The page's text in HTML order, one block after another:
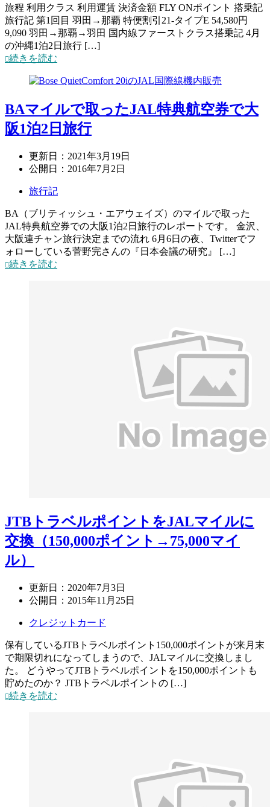
旅程 利用クラス 利用運賃 決済金額 FLY ONポイント 搭乗記
旅行記 第1回目 羽田→那覇 特便割引21-タイプE 54,580円
9,090 羽田→那覇→羽田 国内線ファーストクラス搭乗記 4月
の沖縄1泊2日旅行 […]
続きを読む
BAマイルで取ったJAL特典航空券で大
阪1泊2日旅行
更新日： 2021年3月19日
公開日： 2016年7月2日
旅行記
BA（ブリティッシュ・エアウェイズ）のマイルで取った
JAL特典航空券での大阪1泊2日旅行のレポートです。 金沢、
大阪連チャン旅行決定までの流れ 6月6日の夜、Twitterでフ
ォローしている菅野完さんの『日本会議の研究』 […]
続きを読む
JTBトラベルポイントをJALマイルに
交換（150,000ポイント→75,000マイ
ル）
更新日： 2020年7月3日
公開日： 2015年11月25日
クレジットカード
保有しているJTBトラベルポイント150,000ポイントが来月末
で期限切れになってしまうので、JALマイルに交換しまし
た。 どうやってJTBトラベルポイントを150,000ポイントも
貯めたのか？ JTBトラベルポイントの […]
続きを読む